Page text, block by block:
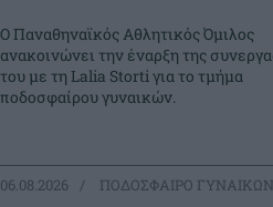
Ο Παναθηναϊκός Αθλητικός Όμιλος
ανακοινώνει την έναρξη της
του με τη Lalia Storti για το τμήμα
ποδοσφαίρου γυναικών.
06.08.2026 ΠΟΔΟΣΦΑΙΡΟ ΓΥΝΑΙΚΩΝ